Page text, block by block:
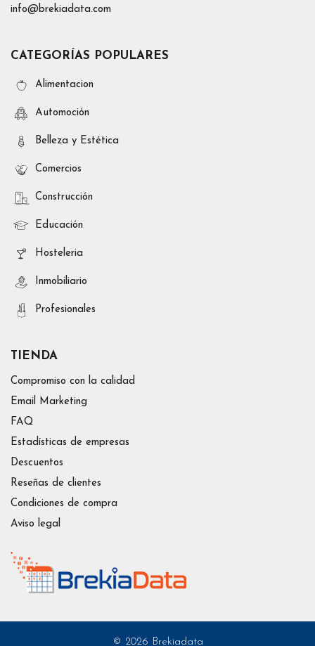
info@brekiadata.com
CATEGORÍAS POPULARES
Alimentacion
Automoción
Belleza y Estética
Comercios
Construcción
Educación
Hosteleria
Inmobiliario
Profesionales
TIENDA
Compromiso con la calidad
Email Marketing
FAQ
Estadísticas de empresas
Descuentos
Reseñas de clientes
Condiciones de compra
Aviso legal
© 2026 Brekiadata